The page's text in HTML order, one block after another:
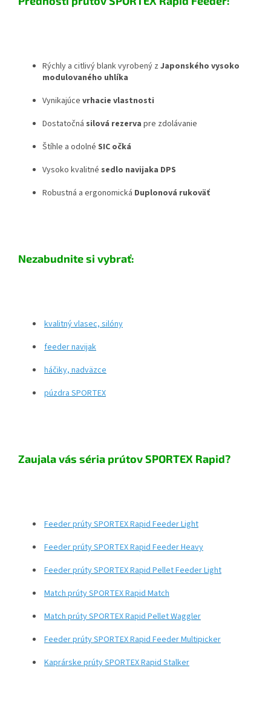
Rýchly a citlivý blank vyrobený z Japonského vysoko
modulovaného uhlíka
Vynikajúce vrhacie vlastnosti
Dostatočná silová rezerva pre zdolávanie
Štíhle a odolné SIC očká
Vysoko kvalitné sedlo navijaka DPS
Robustná a ergonomická Duplonová rukoväť
Nezabudnite si vybrať:
kvalitný vlasec, silóny
feeder navijak
háčiky, nadväzce
púzdra SPORTEX
Zaujala vás séria prútov SPORTEX Rapid?
Feeder prúty SPORTEX Rapid Feeder Light
Feeder prúty SPORTEX Rapid Feeder Heavy
Feeder prúty SPORTEX Rapid Pellet Feeder Light
Match prúty SPORTEX Rapid Match
Match prúty SPORTEX Rapid Pellet Waggler
Feeder prúty SPORTEX Rapid Feeder Multipicker
Kaprárske prúty SPORTEX Rapid Stalker